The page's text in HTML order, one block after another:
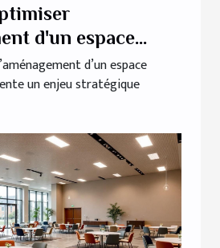
d'un espace
maximiser sa
d’un espace
un enjeu stratégique